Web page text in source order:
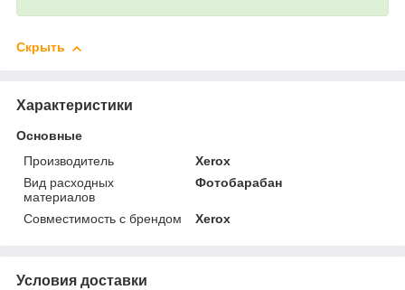
Скрыть
Характеристики
Основные
Производитель
Xerox
Вид расходных
материалов
Фотобарабан
Совместимость с брендом Xerox
Условия доставки